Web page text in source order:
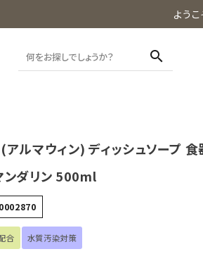
よう
search
ルマウィン) ディッシュソープ 食
ンダリン 500ml
合 水質汚染対策